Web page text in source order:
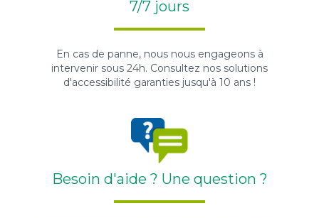
7/7 jours
En cas de panne, nous nous engageons à
intervenir sous 24h. Consultez nos solutions
d'accessibilité garanties jusqu'à 10 ans !
Besoin d'aide ? Une question ?